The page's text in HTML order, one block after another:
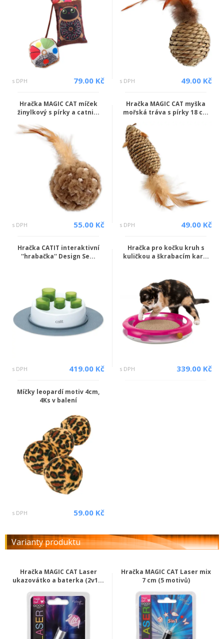
s DPH 79.00 Kč s DPH 49.00 Kč
Hračka MAGIC CAT míček
žinylkový s pírky a catni...
s DPH 55.00 Kč
Hračka MAGIC CAT myška
mořská tráva s pírky 18 c...
s DPH 49.00 Kč
Hračka CATIT interaktivní
''hrabačka'' Design Se...
s DPH 419.00 Kč
Hračka pro kočku kruh s
kuličkou a škrabacím kar...
s DPH 339.00 Kč
Míčky leopardí motiv 4cm,
4Ks v balení
s DPH 59.00 Kč
Varianty produktu
Hračka MAGIC CAT Laser
ukazovátko a baterka (2v1...
Hračka MAGIC CAT Laser mix
7 cm (5 motivů)